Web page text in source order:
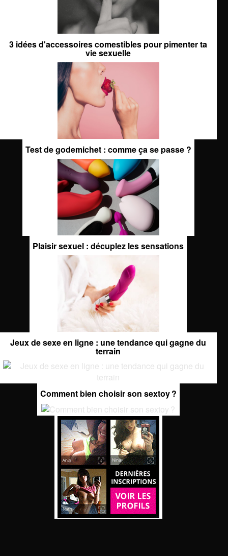
3 idées d'accessoires comestibles pour pimenter ta
vie sexuelle
Test de godemichet : comme ça se passe ?
Plaisir sexuel : décuplez les sensations
Jeux de sexe en ligne : une tendance qui gagne du
terrain
Comment bien choisir son sextoy ?